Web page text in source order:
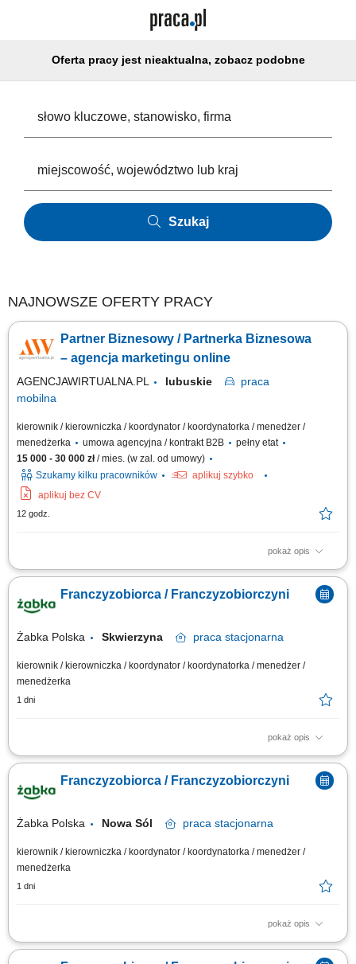
Oferta pracy jest nieaktualna, zobacz podobne
Szukaj
NAJNOWSZE OFERTY PRACY
Partner Biznesowy / Partnerka Biznesowa
– agencja marketingu online
AGENCJAWIRTUALNA.PL lubuskie
praca
mobilna
kierownik / kierowniczka / koordynator / koordynatorka / menedżer /
menedżerka
umowa agencyjna / kontrakt B2B
pełny etat
15 000 - 30 000 zł/ mies. (w zal. od umowy)
Szukamy kilku pracowników
aplikuj szybko
aplikuj bez CV
12 godz.
pokaż opis
Zakres działania: rozwijanie własnej działalności w branży marketingu
biznesowych i budowanie długofalowych relacji; sprzedaż usług takich
jak: strony internetowe, sklepy online, SEO/SEM, kampanie social media,
Franczyzobiorca / Franczyzobiorczyni
Żabka Polska Skwierzyna praca stacjonarna
kierownik / kierowniczka / koordynator / koordynatorka / menedżer /
menedżerka
1 dni
pokaż opis
Główne zadania: Prowadzenie własnej działalności gospodarczej w
oparciu o sprawdzony model biznesowy. Dbanie o wysoką jakość obsługi.
Monitorowanie stanów magazynowych i zamówień. Dostosowywanie
asortymentu sklepu do potrzeb lokalnego rynku. Współpraca z centralą w
Franczyzobiorca / Franczyzobiorczyni
Żabka Polska Nowa Sól praca stacjonarna
kierownik / kierowniczka / koordynator / koordynatorka / menedżer /
menedżerka
1 dni
pokaż opis
Główne zadania: Prowadzenie własnej działalności gospodarczej w
oparciu o sprawdzony model biznesowy. Dbanie o wysoką jakość obsługi.